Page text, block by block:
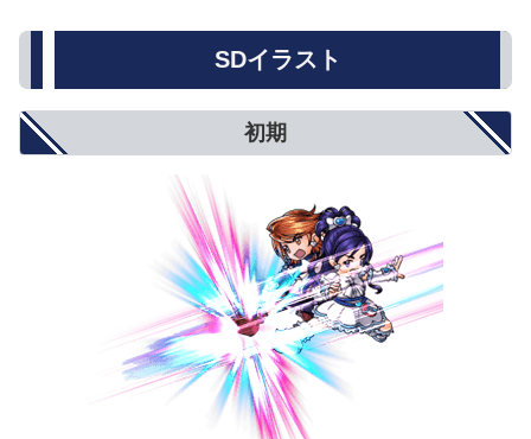
SDイラスト
初期